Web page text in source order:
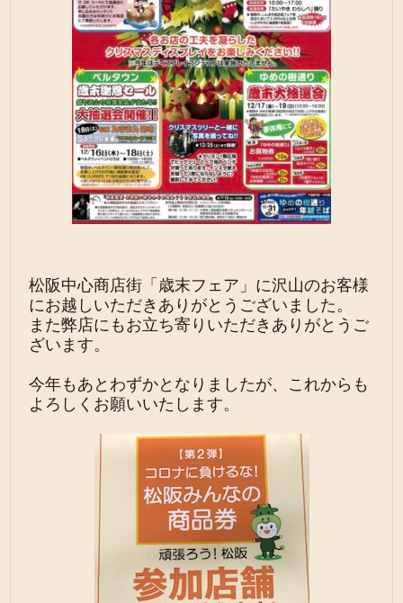
松阪中心商店街「歳末フェア」に沢山のお客様
にお越しいただきありがとうございました。
また弊店にもお立ち寄りいただきありがとうご
ざいます。
今年もあとわずかとなりましたが、これからも
よろしくお願いいたします。